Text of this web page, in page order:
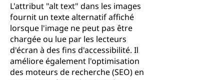
L'attribut "alt text" dans les images
fournit un texte alternatif affiché
lorsque l'image ne peut pas être
chargée ou lue par les lecteurs
d'écran à des fins d'accessibilité. Il
améliore également l'optimisation
des moteurs de recherche (SEO) en